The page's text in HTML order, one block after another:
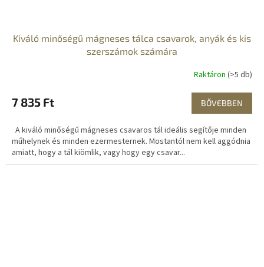
Kiváló minőségű mágneses tálca csavarok, anyák és kis
szerszámok számára
Raktáron (>5 db)
7 835 Ft BŐVEBBEN
A kiváló minőségű mágneses csavaros tál ideális segítője minden
műhelynek és minden ezermesternek. Mostantól nem kell aggódnia
amiatt, hogy a tál kiömlik, vagy hogy egy csavar...